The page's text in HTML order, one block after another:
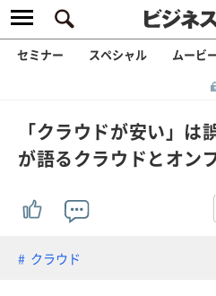
セミナー スペシャル ムービ
「クラウドが安い」は
が語るクラウドとオン
クラウド